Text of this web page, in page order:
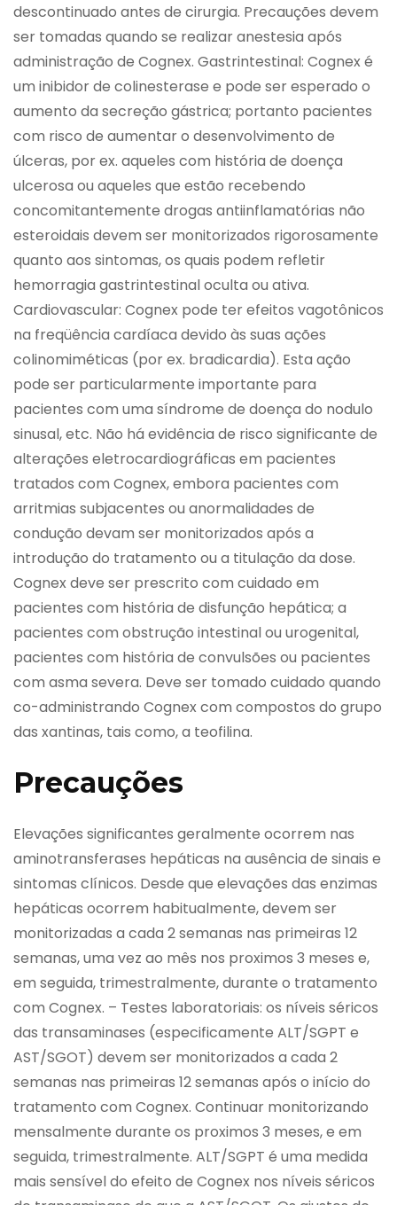
descontinuado antes de cirurgia. Precauções devem
ser tomadas quando se realizar anestesia após
administração de Cognex. Gastrintestinal: Cognex é
um inibidor de colinesterase e pode ser esperado o
aumento da secreção gástrica; portanto pacientes
com risco de aumentar o desenvolvimento de
úlceras, por ex. aqueles com história de doença
ulcerosa ou aqueles que estão recebendo
concomitantemente drogas antiinflamatórias não
esteroidais devem ser monitorizados rigorosamente
quanto aos sintomas, os quais podem refletir
hemorragia gastrintestinal oculta ou ativa.
Cardiovascular: Cognex pode ter efeitos vagotônicos
na freqüência cardíaca devido às suas ações
colinomiméticas (por ex. bradicardia). Esta ação
pode ser particularmente importante para
pacientes com uma síndrome de doença do nodulo
sinusal, etc. Não há evidência de risco significante de
alterações eletrocardiográficas em pacientes
tratados com Cognex, embora pacientes com
arritmias subjacentes ou anormalidades de
condução devam ser monitorizados após a
introdução do tratamento ou a titulação da dose.
Cognex deve ser prescrito com cuidado em
pacientes com história de disfunção hepática; a
pacientes com obstrução intestinal ou urogenital,
pacientes com história de convulsões ou pacientes
com asma severa. Deve ser tomado cuidado quando
co-administrando Cognex com compostos do grupo
das xantinas, tais como, a teofilina.
Precauções
Elevações significantes geralmente ocorrem nas
aminotransferases hepáticas na ausência de sinais e
sintomas clínicos. Desde que elevações das enzimas
hepáticas ocorrem habitualmente, devem ser
monitorizadas a cada 2 semanas nas primeiras 12
semanas, uma vez ao mês nos proximos 3 meses e,
em seguida, trimestralmente, durante o tratamento
com Cognex. – Testes laboratoriais: os níveis séricos
das transaminases (especificamente ALT/SGPT e
AST/SGOT) devem ser monitorizados a cada 2
semanas nas primeiras 12 semanas após o início do
tratamento com Cognex. Continuar monitorizando
mensalmente durante os proximos 3 meses, e em
seguida, trimestralmente. ALT/SGPT é uma medida
mais sensível do efeito de Cognex nos níveis séricos